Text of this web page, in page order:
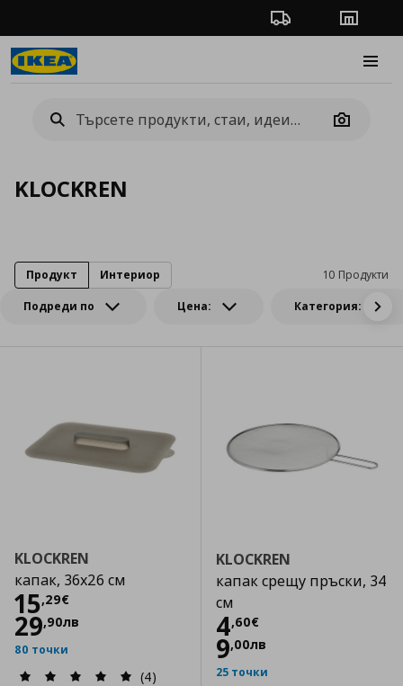
Проследяване на
Camera
KLOCKREN
Подреди по Цена: Категория:
10 Продукти
Продукт Интериор
KLOCKREN
капак, 36x26 см
15,29€
Цена
29,90лв
80 точки
(4)
KLOCKREN
капак срещу пръски, 34
см
4,60€
Цена
9,00лв
25 точки